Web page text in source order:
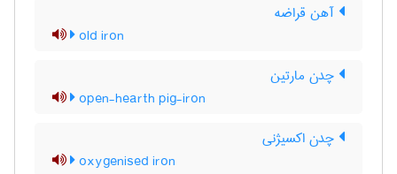
آهن قراضه
old iron
چدن مارتین
open-hearth pig-iron
چدن اکسیژنی
oxygenised iron